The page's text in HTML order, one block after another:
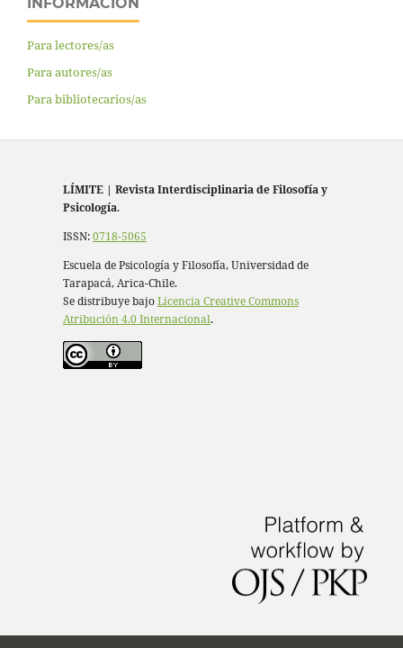
Para lectores/as
Para autores/as
Para bibliotecarios/as
LÍMITE | Revista Interdisciplinaria de Filosofía y
Psicología.
ISSN:0718-5065
Escuela de Psicología y Filosofía, Universidad de
Tarapacá, Arica-Chile.
Se distribuye bajoLicencia Creative Commons
Atribución 4.0 Internacional.